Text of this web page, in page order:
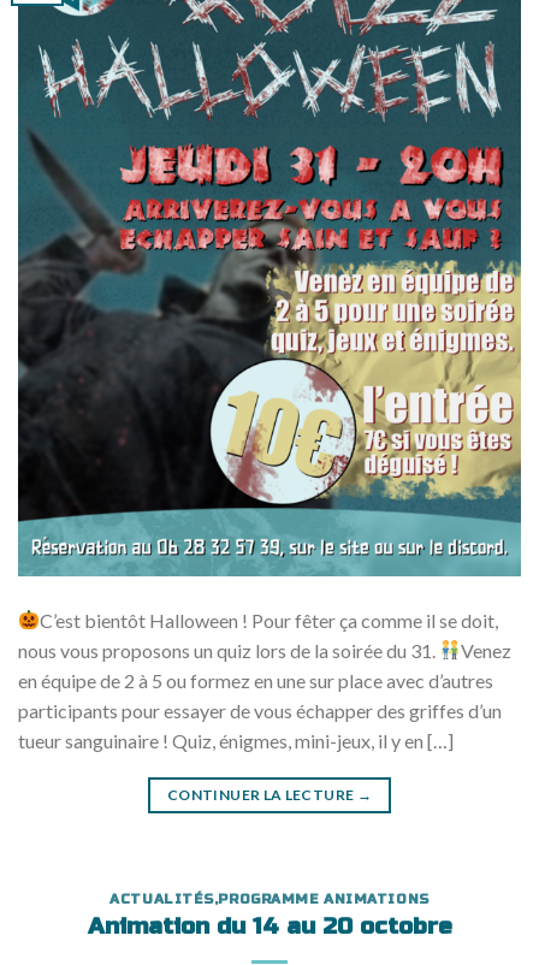
C’est bientôt Halloween ! Pour fêter ça comme il se doit,
nous vous proposons un quiz lors de la soirée du 31.
Venez
en équipe de 2 à 5 ou formez en une sur place avec d’autres
participants pour essayer de vous échapper des griffes d’un
tueur sanguinaire ! Quiz, énigmes, mini-jeux, il y en […]
CONTINUER LA LECTURE →
ACTUALITÉS,PROGRAMME ANIMATIONS
Animation du 14 au 20 octobre